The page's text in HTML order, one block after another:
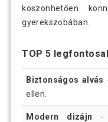
köszönhetően
gyerekszobában.
TOP 5
Biztonságos alvás
ellen.
Modern dizájn
-